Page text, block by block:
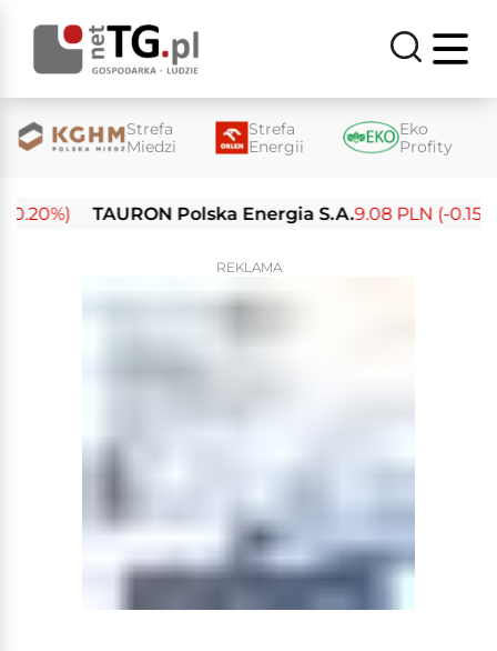
Strefa
Miedzi
Strefa
Energii
Eko
Profity
TAURON Polska Energia S.A.9.08 PLN (-0.15%)
REKLAMA